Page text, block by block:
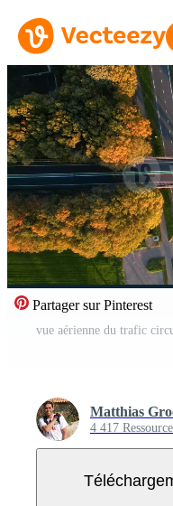
Partager sur Pinterest
vue aérienne du trafic
Matthias
4 417